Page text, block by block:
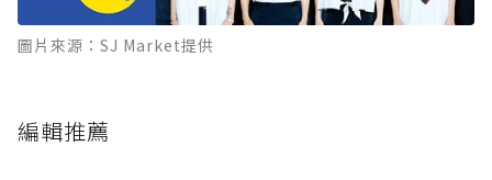
圖片來源：SJ Market提供
編輯推薦